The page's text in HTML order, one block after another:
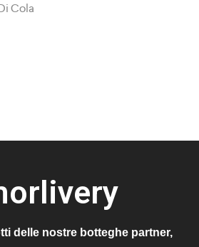
Cola
delle nostre botteghe partner,